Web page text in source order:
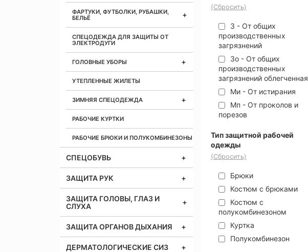
ФАРТУКИ, ФУТБОЛКИ, РУБАШКИ,
БЕЛЬЁ
СПЕЦОДЕЖДА ДЛЯ ЗАЩИТЫ ОТ
ЭЛЕКТРОДУГИ
ГОЛОВНЫЕ УБОРЫ
УТЕПЛЕННЫЕ ЖИЛЕТЫ
ЗИМНЯЯ СПЕЦОДЕЖДА
РАБОЧИЕ КУРТКИ
РАБОЧИЕ БРЮКИ И ПОЛУКОМБИНЕЗОНЫ
СПЕЦОБУВЬ
ЗАЩИТА РУК
ЗАЩИТА ГОЛОВЫ, ГЛАЗ И
СЛУХА
ЗАЩИТА ОРГАНОВ ДЫХАНИЯ
ДЕРМАТОЛОГИЧЕСКИЕ СИЗ
(Сбросить)
З - От общих
производственных
загрязнений
Зо - От общих
производственных
загрязнений облегченная
Ми - От истирания
Мп - От проколов и
порезов
Тип защитной рабочей
одежды
(Сбросить)
Брюки
Костюм с брюками
Костюм с
полукомбинезоном
Куртка
Полукомбинезон